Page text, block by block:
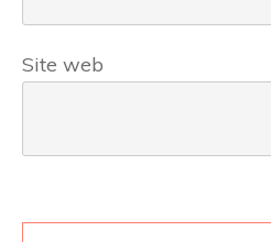
Site web